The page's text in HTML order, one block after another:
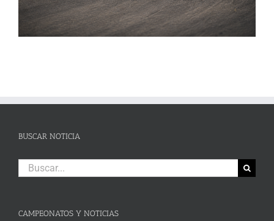
BUSCAR NOTICIA
Buscar:
CAMPEONATOS Y NOTICIAS